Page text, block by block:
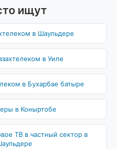
ищут
в Шаульдере
в Уиле
в Бухарбае батыре
в Коныртобе
ТВ в частный сектор в